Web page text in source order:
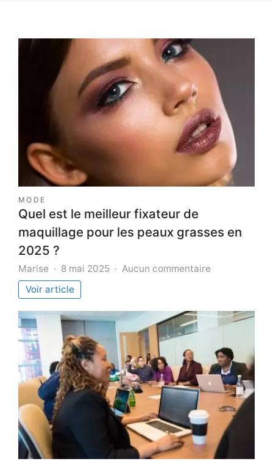
MODE
Quel est le meilleur fixateur de
maquillage pour les peaux grasses en
2025 ?
Marise 8 mai 2025 Aucun commentaire
meilleur
de
maquillage
pour
les
peaux
grasses
2025
?
Voir article